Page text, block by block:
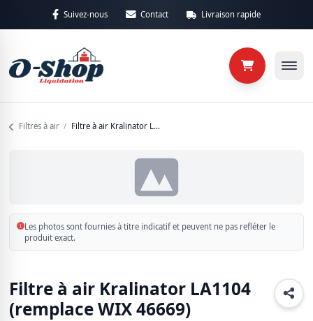
Suivez-nous Contact Livraison rapide
Retour
Catégories
25 produits
Non classé
Outillages
928 produits
Retour
Filtres à air / Filtre à air Kralinator LA1104 (remplace WIX 46669)
Les photos sont fournies à titre indicatif et peuvent ne pas refléter le
produit exact.
Filtre à air Kralinator LA1104
(remplace WIX 46669)